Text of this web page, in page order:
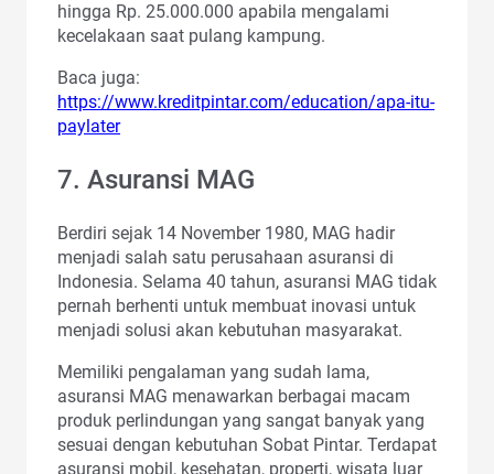
hingga Rp. 25.000.000 apabila mengalami
kecelakaan saat pulang kampung.
Baca juga:
https://www.kreditpintar.com/education/apa-itu-
paylater
7. Asuransi MAG
Berdiri sejak 14 November 1980, MAG hadir
menjadi salah satu perusahaan asuransi di
Indonesia. Selama 40 tahun, asuransi MAG tidak
pernah berhenti untuk membuat inovasi untuk
menjadi solusi akan kebutuhan masyarakat.
Memiliki pengalaman yang sudah lama,
asuransi MAG menawarkan berbagai macam
produk perlindungan yang sangat banyak yang
sesuai dengan kebutuhan Sobat Pintar. Terdapat
asuransi mobil, kesehatan, properti, wisata luar